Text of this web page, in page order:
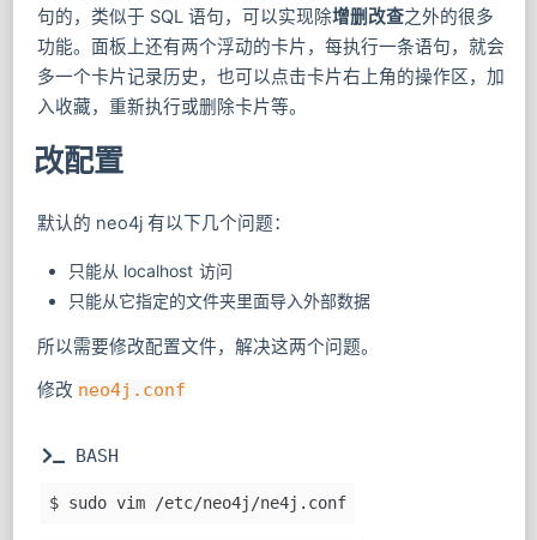
句的，类似于 SQL 语句，可以实现除增删改查之外的很多
功能。面板上还有两个浮动的卡片，每执行一条语句，就会
多一个卡片记录历史，也可以点击卡片右上角的操作区，加
入收藏，重新执行或删除卡片等。
改配置
默认的 neo4j 有以下几个问题：
只能从 localhost 访问
只能从它指定的文件夹里面导入外部数据
所以需要修改配置文件，解决这两个问题。
修改 neo4j.conf
BASH
$ sudo vim /etc/neo4j/ne4j.conf